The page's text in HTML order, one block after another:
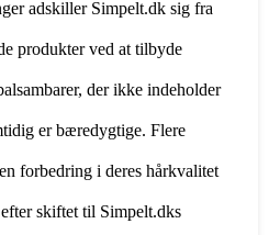
adskiller Simpelt.dk sig fra
produkter ved at tilbyde
der ikke indeholder
er bæredygtige. Flere
forbedring i deres hårkvalitet
skiftet til Simpelt.dks